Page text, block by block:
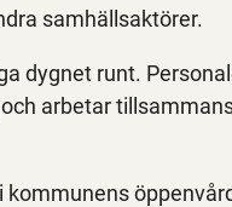
samhällsaktörer.
dygnet runt.
arbetar